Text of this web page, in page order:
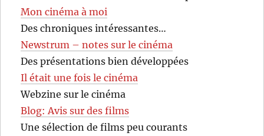
Mon cinéma à moi
Des chroniques intéressantes…
Newstrum – notes sur le cinéma
Des présentations bien développées
Il était une fois le cinéma
Webzine sur le cinéma
Blog: Avis sur des films
Une sélection de films peu courants